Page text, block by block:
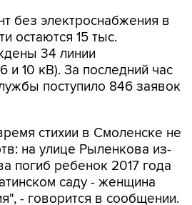
без электроснабжения в
остаются 15 тыс.
34 линии
и 10 кВ). За последний час
поступило 846 заявок
стихии в Смоленске не
на улице Рыленкова из-
погиб ребенок 2017 года
саду - женщина
- говорится в сообщении.